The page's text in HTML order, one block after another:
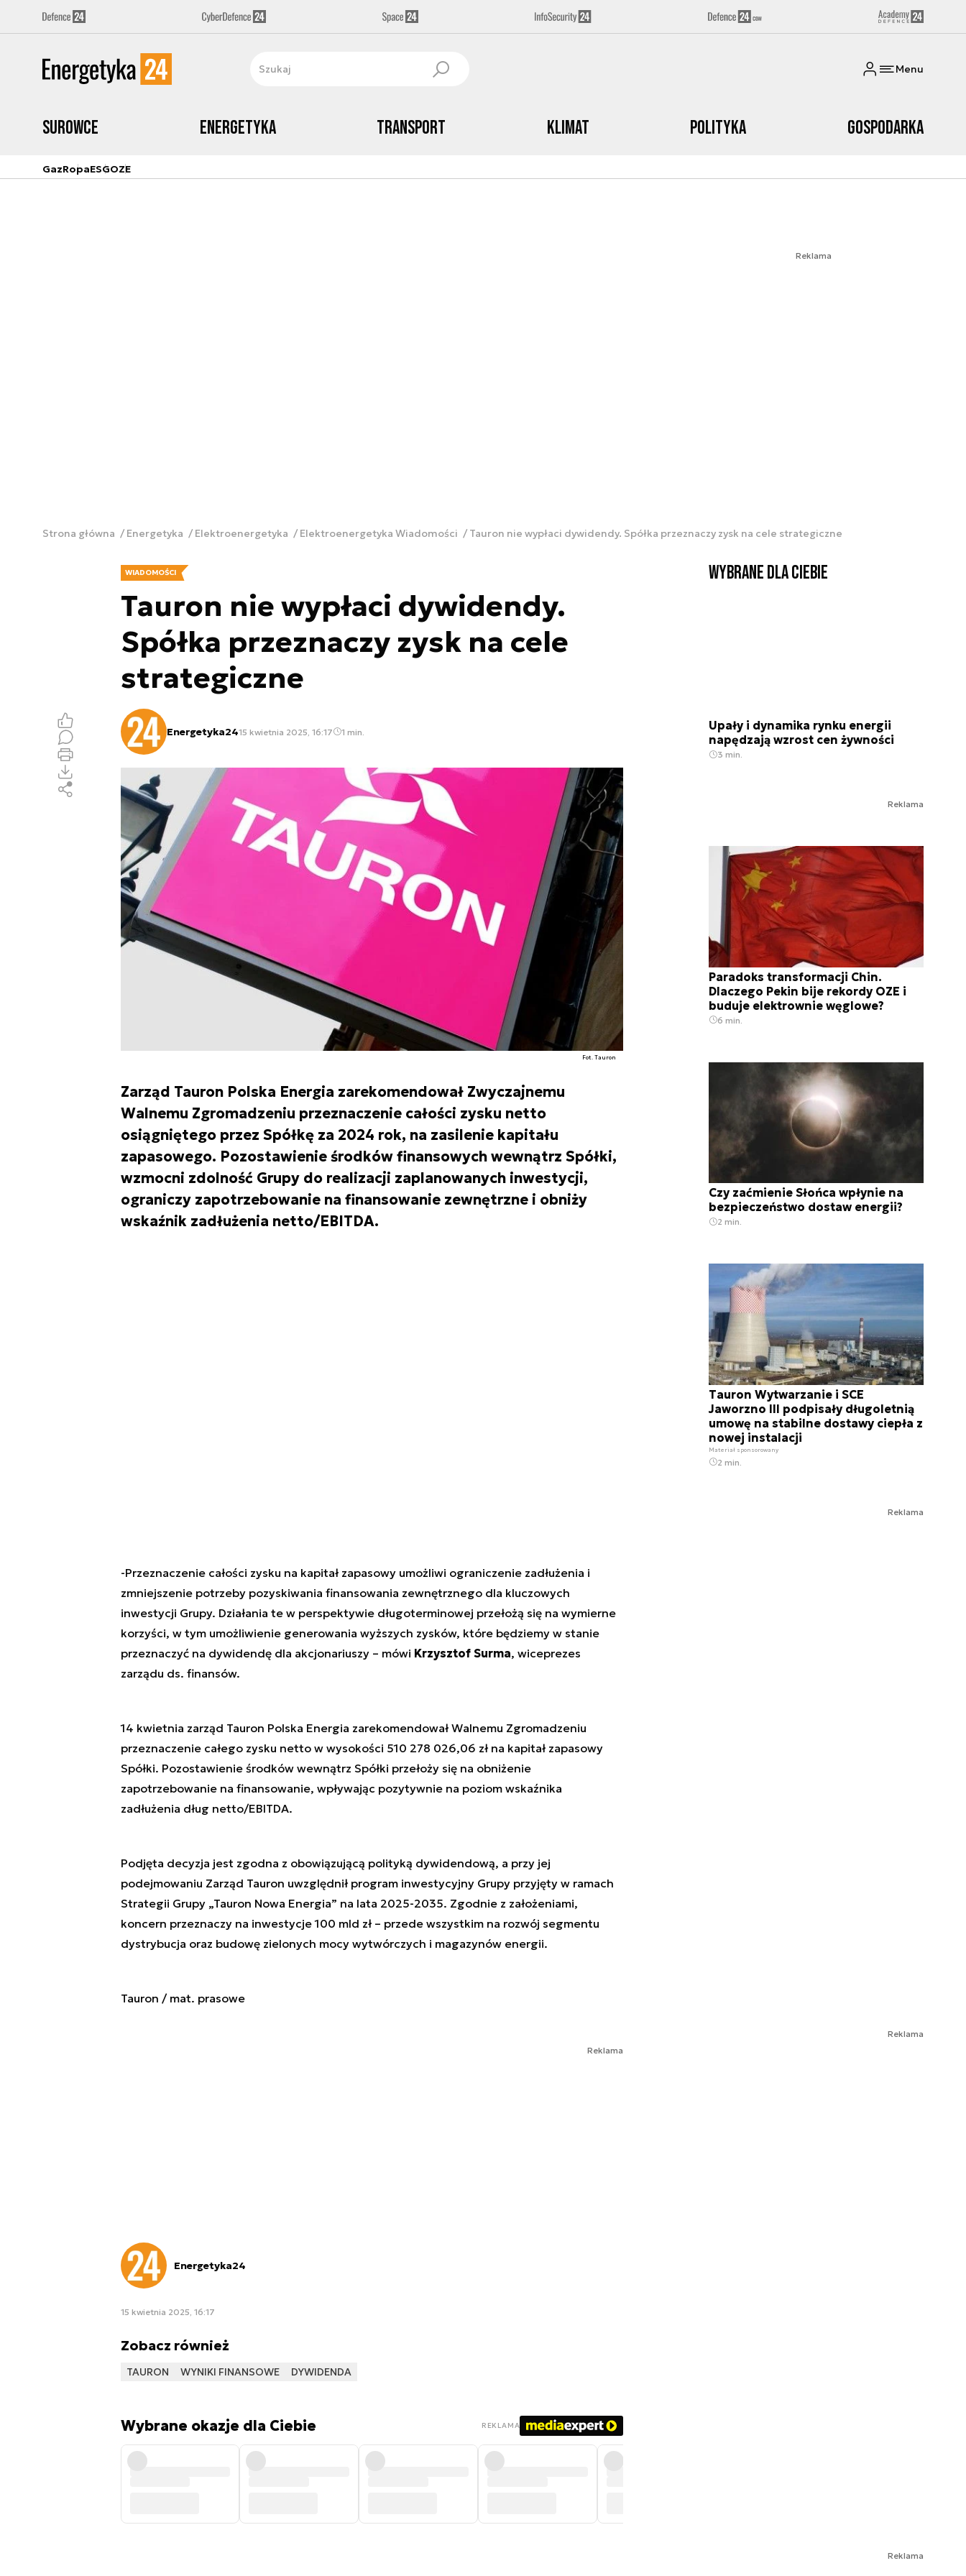
Menu
Surowce Energetyka Transport Klimat Polityka Gospodarka
GazRopaESGOZE
Reklama
Strona główna Energetyka Elektroenergetyka Elektroenergetyka Wiadomości Tauron nie wypłaci dywidendy. Spółka przeznaczy zysk na cele strategiczne
WIADOMOŚCI
Tauron nie wypłaci dywidendy.
Spółka przeznaczy zysk na cele
strategiczne
Energetyka2415 kwietnia 2025, 16:17 1 min.
Fot. Tauron
Zarząd Tauron Polska Energia zarekomendował Zwyczajnemu
Walnemu Zgromadzeniu przeznaczenie całości zysku netto
osiągniętego przez Spółkę za 2024 rok, na zasilenie kapitału
zapasowego. Pozostawienie środków finansowych wewnątrz Spółki,
wzmocni zdolność Grupy do realizacji zaplanowanych inwestycji,
ograniczy zapotrzebowanie na finansowanie zewnętrzne i obniży
wskaźnik zadłużenia netto/EBITDA.
-Przeznaczenie całości zysku na kapitał zapasowy umożliwi ograniczenie zadłużenia i
zmniejszenie potrzeby pozyskiwania finansowania zewnętrznego dla kluczowych
inwestycji Grupy. Działania te w perspektywie długoterminowej przełożą się na wymierne
korzyści, w tym umożliwienie generowania wyższych zysków, które będziemy w stanie
przeznaczyć na dywidendę dla akcjonariuszy– mówi Krzysztof Surma, wiceprezes
zarządu ds. finansów.
14 kwietnia zarząd Tauron Polska Energia zarekomendował Walnemu Zgromadzeniu
przeznaczenie całego zysku netto w wysokości 510 278 026,06 zł na kapitał zapasowy
Spółki. Pozostawienie środków wewnątrz Spółki przełoży się na obniżenie
zapotrzebowanie na finansowanie, wpływając pozytywnie na poziom wskaźnika
zadłużenia dług netto/EBITDA.
Podjęta decyzja jest zgodna z obowiązującą polityką dywidendową, a przy jej
podejmowaniu Zarząd Tauron uwzględnił program inwestycyjny Grupy przyjęty w ramach
Strategii Grupy „Tauron Nowa Energia” na lata 2025-2035. Zgodnie z założeniami,
koncern przeznaczy na inwestycje 100 mld zł – przede wszystkim na rozwój segmentu
dystrybucja oraz budowę zielonych mocy wytwórczych i magazynów energii.
Tauron / mat. prasowe
Reklama
Energetyka24
15 kwietnia 2025, 16:17
Zobacz również
TAURON WYNIKI FINANSOWE DYWIDENDA
Wybrane okazje dla Ciebie REKLAMA
Wybrane dla Ciebie
Upały i dynamika rynku energii
napędzają wzrost cen żywności
3 min.
Reklama
Paradoks transformacji Chin.
Dlaczego Pekin bije rekordy OZE i
buduje elektrownie węglowe?
6 min.
Czy zaćmienie Słońca wpłynie na
bezpieczeństwo dostaw energii?
2 min.
Tauron Wytwarzanie i SCE
Jaworzno III podpisały długoletnią
umowę na stabilne dostawy ciepła z
nowej instalacji
Materiał sponsorowany
2 min.
Reklama
Reklama
Reklama